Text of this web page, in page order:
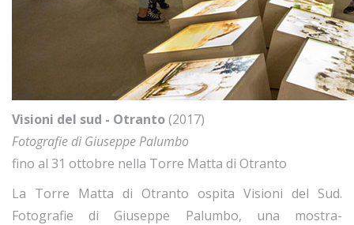
Visioni del sud - Otranto(2017)
Fotografie di Giuseppe Palumbo
fino al 31 ottobre nella Torre Matta di Otranto
La Torre Matta di Otranto ospita Visioni del Sud.
Fotografie di Giuseppe Palumbo, una mostra-